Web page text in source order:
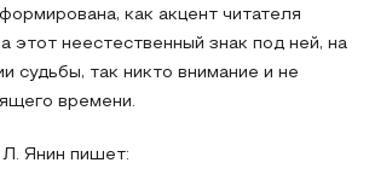
как акцент читателя
этот неестественный знак под ней, на
судьбы, так никто внимание и не
времени.
Янин пишет: